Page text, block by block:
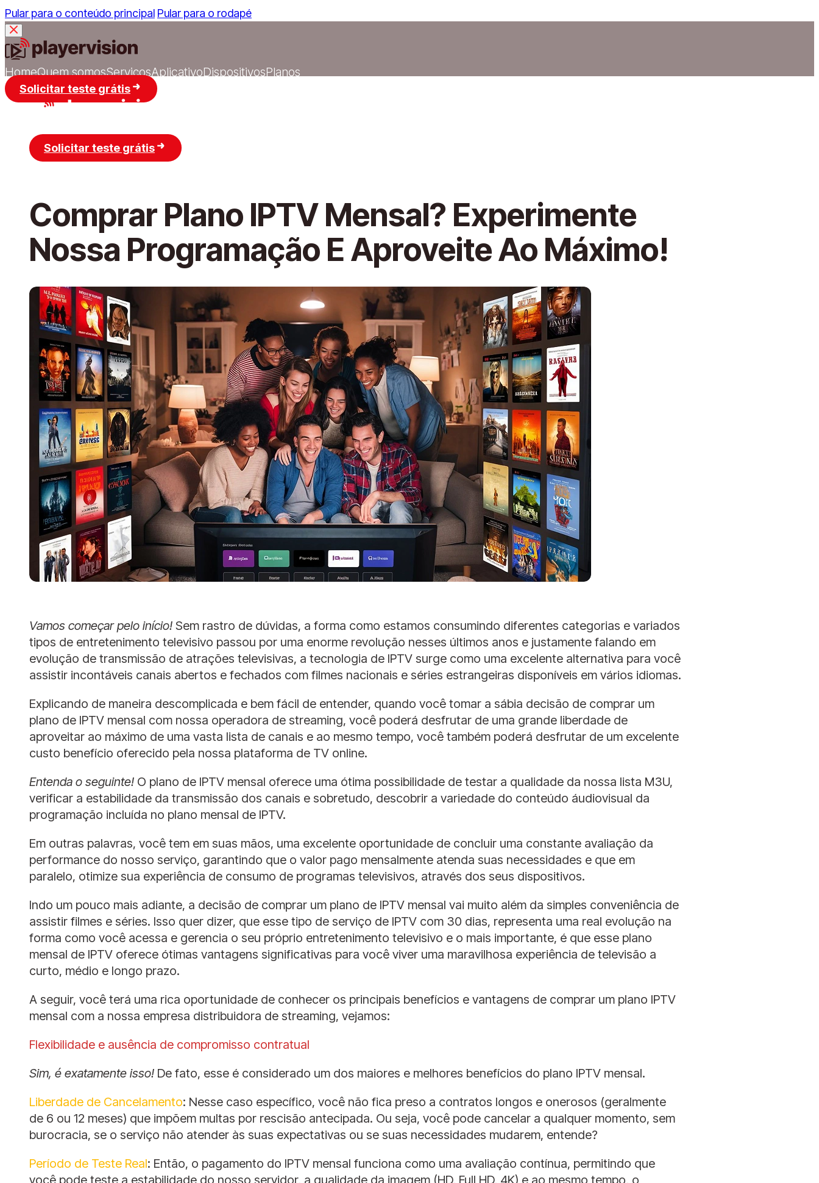
Pular para o conteúdo principal Pular para o rodapé
HomeQuem somosServiçosAplicativoDispositivosPlanos
Solicitar teste grátis
HomeQuem somosServiços
Solicitar teste grátis
Comprar Plano IPTV Mensal? Experimente
Nossa Programação E Aproveite Ao Máximo!
Vamos começar pelo início! Sem rastro de dúvidas, a forma como estamos consumindo diferentes categorias e variados
tipos de entretenimento televisivo passou por uma enorme revolução nesses últimos anos e justamente falando em
evolução de transmissão de atrações televisivas, a tecnologia de IPTV surge como uma excelente alternativa para você
assistir incontáveis canais abertos e fechados com filmes nacionais e séries estrangeiras disponíveis em vários idiomas.
Explicando de maneira descomplicada e bem fácil de entender, quando você tomar a sábia decisão de comprar um
plano de IPTV mensal com nossa operadora de streaming, você poderá desfrutar de uma grande liberdade de
aproveitar ao máximo de uma vasta lista de canais e ao mesmo tempo, você também poderá desfrutar de um excelente
custo benefício oferecido pela nossa plataforma de TV online.
Entenda o seguinte! O plano de IPTV mensal oferece uma ótima possibilidade de testar a qualidade da nossa lista M3U,
verificar a estabilidade da transmissão dos canais e sobretudo, descobrir a variedade do conteúdo áudiovisual da
programação incluída no plano mensal de IPTV.
Em outras palavras, você tem em suas mãos, uma excelente oportunidade de concluir uma constante avaliação da
performance do nosso serviço, garantindo que o valor pago mensalmente atenda suas necessidades e que em
paralelo, otimize sua experiência de consumo de programas televisivos, através dos seus dispositivos.
Indo um pouco mais adiante, a decisão de comprar um plano de IPTV mensal vai muito além da simples conveniência de
assistir filmes e séries. Isso quer dizer, que esse tipo de serviço de IPTV com 30 dias, representa uma real evolução na
forma como você acessa e gerencia o seu próprio entretenimento televisivo e o mais importante, é que esse plano
mensal de IPTV oferece ótimas vantagens significativas para você viver uma maravilhosa experiência de televisão a
curto, médio e longo prazo.
A seguir, você terá uma rica oportunidade de conhecer os principais benefícios e vantagens de comprar um plano IPTV
mensal com a nossa empresa distribuidora de streaming, vejamos:
Flexibilidade e ausência de compromisso contratual
Sim, é exatamente isso! De fato, esse é considerado um dos maiores e melhores benefícios do plano IPTV mensal.
Liberdade de Cancelamento: Nesse caso específico, você não fica preso a contratos longos e onerosos (geralmente
de 6 ou 12 meses) que impõem multas por rescisão antecipada. Ou seja, você pode cancelar a qualquer momento, sem
burocracia, se o serviço não atender às suas expectativas ou se suas necessidades mudarem, entende?
Período de Teste Real: Então, o pagamento do IPTV mensal funciona como uma avaliação contínua, permitindo que
você pode teste a estabilidade do nosso servidor, a qualidade da imagem (HD, Full HD, 4K) e ao mesmo tempo, o